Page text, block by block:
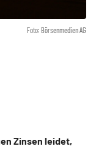
Foto: Börsenmedien AG
Zinsen leidet,